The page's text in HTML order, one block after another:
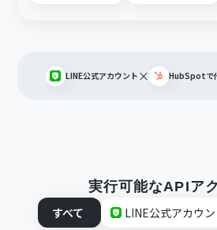
LINE公式アカウント × HubSpotで
実行可能なAPIア
すべて
LINE公式アカウン